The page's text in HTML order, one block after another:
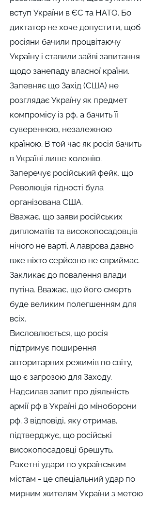
вступ України в ЄС та НАТО. Бо
диктатор не хоче допустити, щоб
росіяни бачили процвітаючу
Україну і ставили зайві запитання
щодо занепаду власної країни.
Запевняє що Захід (США) не
розглядає Україну як предмет
компромісу із рф, а бачить її
суверенною, незалежною
країною. В той час як росія бачить
в Україні лише колонію.
Заперечує російський фейк, що
Революція гідності була
організована США.
Вважає, що заяви російських
дипломатів та високопосадовців
нічого не варті. А лаврова давно
вже ніхто серйозно не сприймає.
Закликає до повалення влади
путіна. Вважає, що його смерть
буде великим полегшенням для
всіх.
Висловлюється, що росія
підтримує поширення
авторитарних режимів по світу,
що є загрозою для Заходу.
Надсилав запит про діяльність
армії рф в Україні до міноборони
рф. З відповіді, яку отримав,
підтверджує, що російські
високопосадовці брешуть.
Ракетні удари по українським
містам - це спеціальний удар по
мирним жителям України з метою